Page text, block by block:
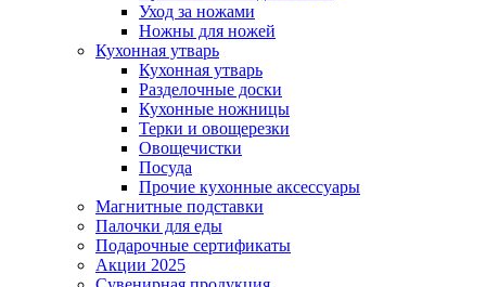
Уход за ножами
Ножны для ножей
Кухонная утварь
Кухонная утварь
Разделочные доски
Кухонные ножницы
Терки и овощерезки
Овощечистки
Посуда
Прочие кухонные аксессуары
Магнитные подставки
Палочки для еды
Подарочные сертификаты
Акции 2025